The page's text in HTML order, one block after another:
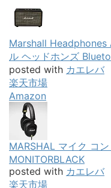
Marshall
ル ヘッドホンズ
posted with カエレバ
楽天市場
Amazon
MARSHAL マイク コ
MONITORBLACK
posted with カエレバ
楽天市場